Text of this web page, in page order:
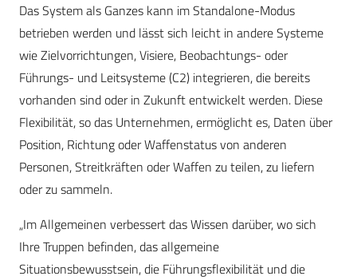
Das System als Ganzes kann im Standalone-Modus
betrieben werden und lässt sich leicht in andere Systeme
wie Zielvorrichtungen, Visiere, Beobachtungs- oder
Führungs- und Leitsysteme (C2) integrieren, die bereits
vorhanden sind oder in Zukunft entwickelt werden. Diese
Flexibilität, so das Unternehmen, ermöglicht es, Daten über
Position, Richtung oder Waffenstatus von anderen
Personen, Streitkräften oder Waffen zu teilen, zu liefern
oder zu sammeln.
„Im Allgemeinen verbessert das Wissen darüber, wo sich
Ihre Truppen befinden, das allgemeine
Situationsbewusstsein, die Führungsflexibilität und die